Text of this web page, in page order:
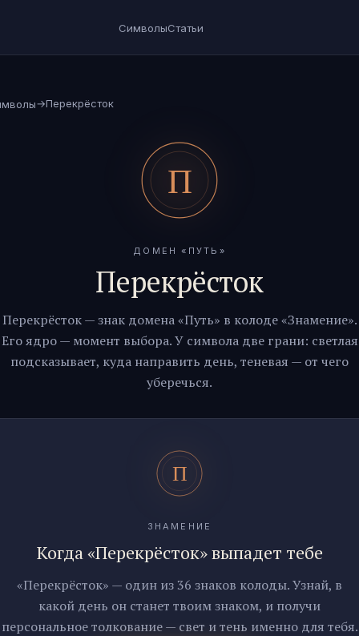
СимволыСтатьи
→Перекрёсток
ДОМЕН « ПУТЬ »
Перекрёсток
Перекрёсток— знак домена «Путь» в колоде «Знамение».
Его ядро — момент выбора. У символа две грани: светлая
подсказывает, куда направить день, теневая — от чего
уберечься.
ЗНАМЕНИЕ
Когда «Перекрёсток» выпадет тебе
«Перекрёсток» — один из 36 знаков колоды. Узнай, в
какой день он станет твоим знаком, и получи
персональное толкование — свет и тень именно для тебя.